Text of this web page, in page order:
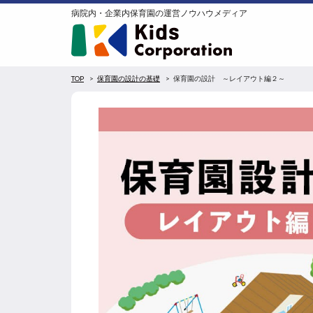
病院内・企業内保育園の運営ノウハウメディア
TOP 保育園の設計の基礎 保育園の設計 ～レイアウト編２～